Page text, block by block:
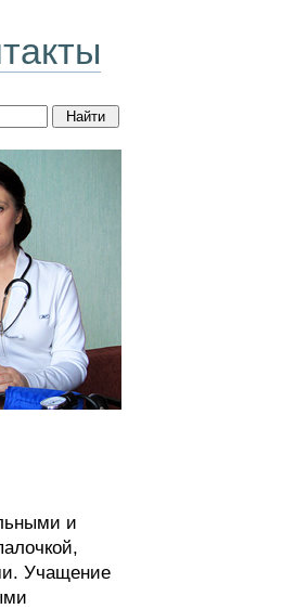
и
Учащение